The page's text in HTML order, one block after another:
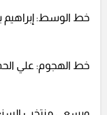
خط الوسط: إبراهيم
خط الهجوم: علي